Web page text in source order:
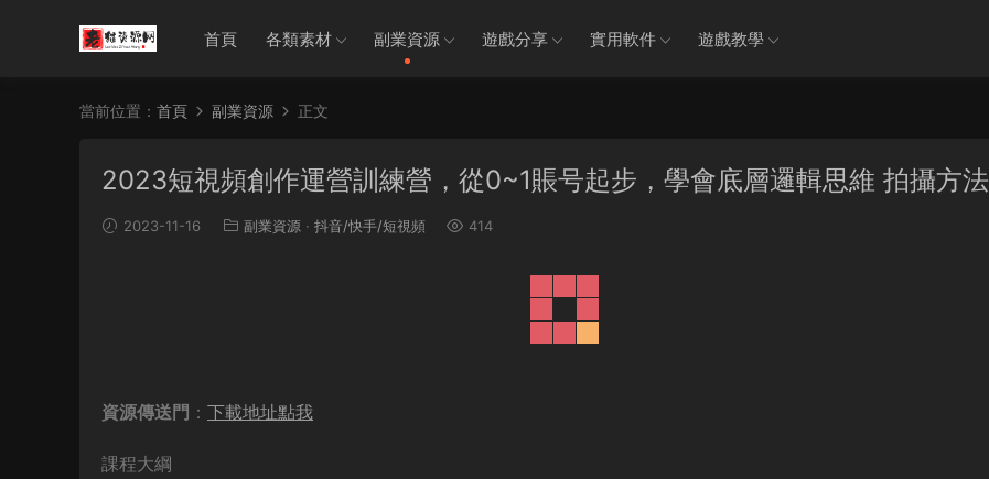
首頁 各類素材 副業資源 遊戲分享 實用軟件 遊戲教學
當前位置： 首頁 副業資源 正文
2023短視頻創作運營訓練營，從0~1賬号起步，學會底層邏輯思維 拍攝方法
2023-11-16 副業資源 · 抖音/快手/短視頻 414
資源傳送門 ： 下載地址點我
課程大綱